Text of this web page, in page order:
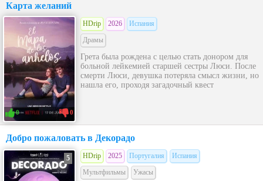
Карта желаний
0 0
HDrip 2026
Испания
Драмы
Грета была рождена с целью стать донором для
больной лейкемией старшей сестры Люси. После
смерти Люси, девушка потеряла смысл жизни, но
нашла его, проходя загадочный квест
Добро пожаловать в Декорадо
5 HDrip 2025 Португалия
Испания
Мультфильмы
Ужасы